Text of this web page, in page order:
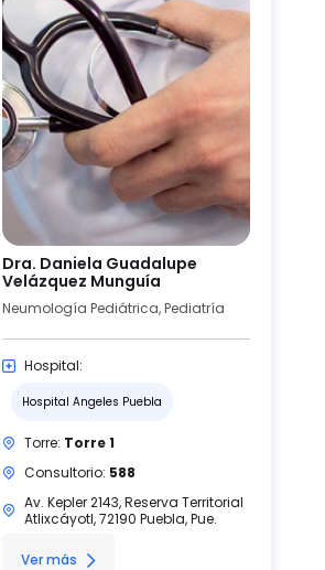
Dra. Daniela Guadalupe
Velázquez Munguía
Neumología Pediátrica, Pediatría
Hospital:
Hospital Angeles Puebla
Torre: Torre 1
Consultorio: 588
Av. Kepler 2143, Reserva Territorial
Atlixcáyotl, 72190 Puebla, Pue.
Ver más